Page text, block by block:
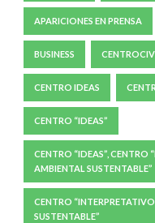
APARICIONES EN PRENSA
BUSINESS
CENTRO IDEAS
CENTRO “IDEAS”
CENTRO “IDEAS”,
AMBIENTAL SUSTENTABLE”
CENTRO
SUSTENTABLE”